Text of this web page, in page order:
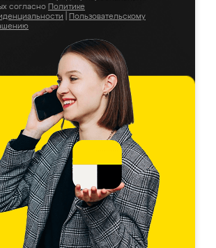
согласно Политике
Пользовательскому